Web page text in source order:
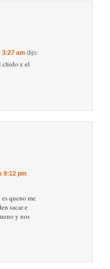
3:27 am dijo:
chido x el
9:12 pm
queno me
sacar e
y nos